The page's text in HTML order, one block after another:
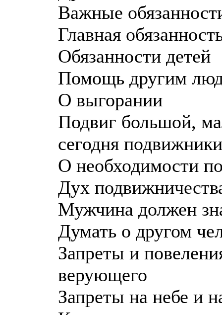
Важные
Главная
Обязанности детей
Помощь другим
О выгорании
Подвиг большой,
сегодня
О необходимости
Дух
Мужчина должен
Думать о другом
Запреты и
верующего
Запреты на небе и